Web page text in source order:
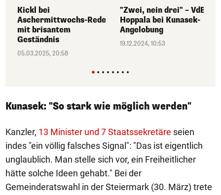
Kickl bei
Aschermittwochs-Rede
mit brisantem
Geständnis
05.03.2025, 20:58
"Zwei, nein drei" – VdB-
Hoppala bei Kunasek-
Angelobung
19.12.2024, 10:53
Kunasek: "So stark wie möglich werden"
Kanzler, 13 Minister und 7 Staatssekretäre seien
indes "ein völlig falsches Signal": "Das ist eigentlich
unglaublich. Man stelle sich vor, ein Freiheitlicher
hätte solche Ideen gehabt." Bei der
Gemeinderatswahl in der Steiermark (30. März) trete